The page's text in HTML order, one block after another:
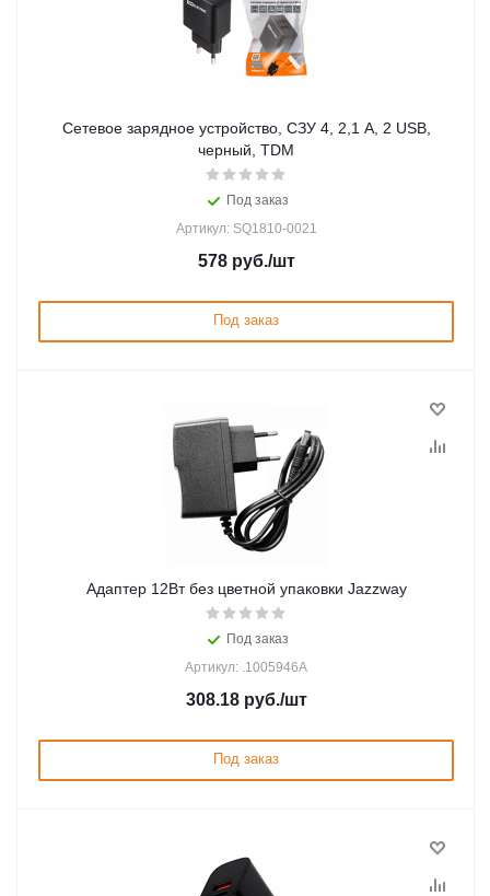
Сетевое зарядное устройство, СЗУ 4, 2,1 А, 2 USB,
черный, TDM
Под заказ
Артикул: SQ1810-0021
578руб./шт
Под заказ
Адаптер 12Вт без цветной упаковки Jazzway
Под заказ
Артикул: .1005946A
308.18руб./шт
Под заказ